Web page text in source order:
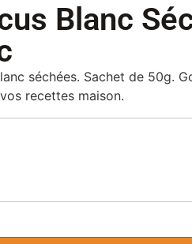
Blanc
séchées. Sachet de 50g.
recettes maison.